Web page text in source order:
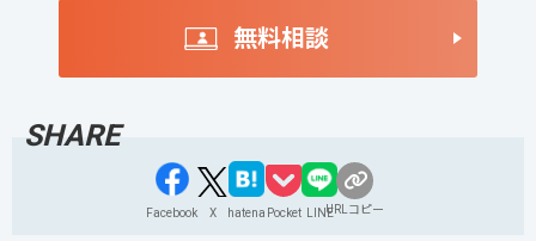
無料相談
Facebook X hatena Pocket LINEURLコピー